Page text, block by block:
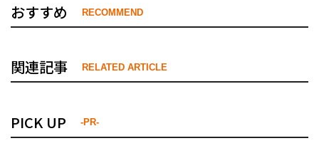
おすすめ RECOMMEND
関連記事 RELATED ARTICLE
PICK UP -PR-